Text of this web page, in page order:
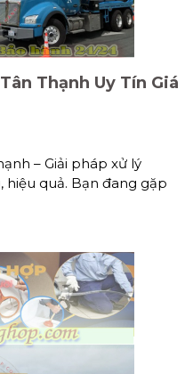
Thạnh Uy Tín Giá
– Giải pháp xử lý
quả. Bạn đang gặp